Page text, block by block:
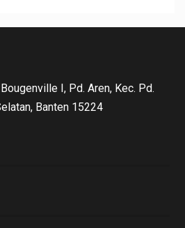
I, Pd. Aren, Kec. Pd.
Banten 15224